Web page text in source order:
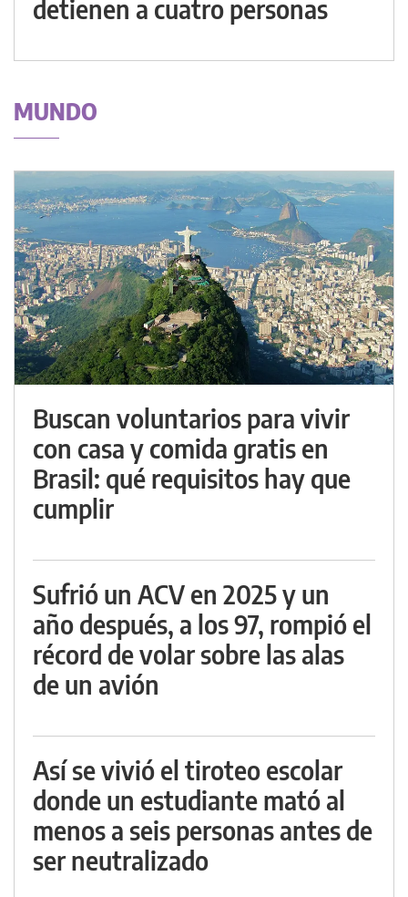
detienen a cuatro personas
MUNDO
Buscan voluntarios para vivir
con casa y comida gratis en
Brasil: qué requisitos hay que
cumplir
Sufrió un ACV en 2025 y un
año después, a los 97, rompió el
récord de volar sobre las alas
de un avión
Así se vivió el tiroteo escolar
donde un estudiante mató al
menos a seis personas antes de
ser neutralizado